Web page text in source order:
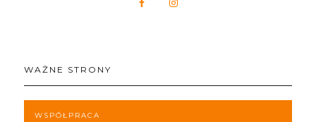
WAŻNE STRONY
WSPÓŁPRACA